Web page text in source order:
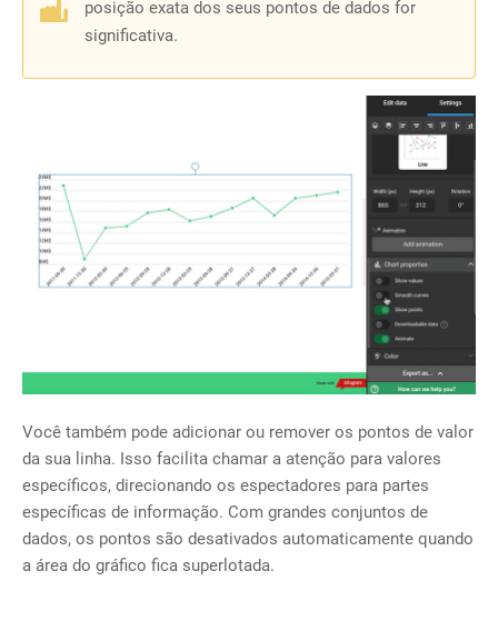
posição exata dos seus pontos de dados for
significativa.
Você também pode adicionar ou remover os pontos de valor
da sua linha. Isso facilita chamar a atenção para valores
específicos, direcionando os espectadores para partes
específicas de informação. Com grandes conjuntos de
dados, os pontos são desativados automaticamente quando
a área do gráfico fica superlotada.